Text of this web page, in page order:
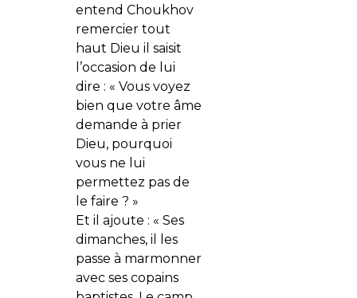
entend Choukhov
remercier tout
haut Dieu il saisit
l’occasion de lui
dire : « Vous voyez
bien que votre âme
demande à prier
Dieu, pourquoi
vous ne lui
permettez pas de
le faire ? »
Et il ajoute : « Ses
dimanches, il les
passe à marmonner
avec ses copains